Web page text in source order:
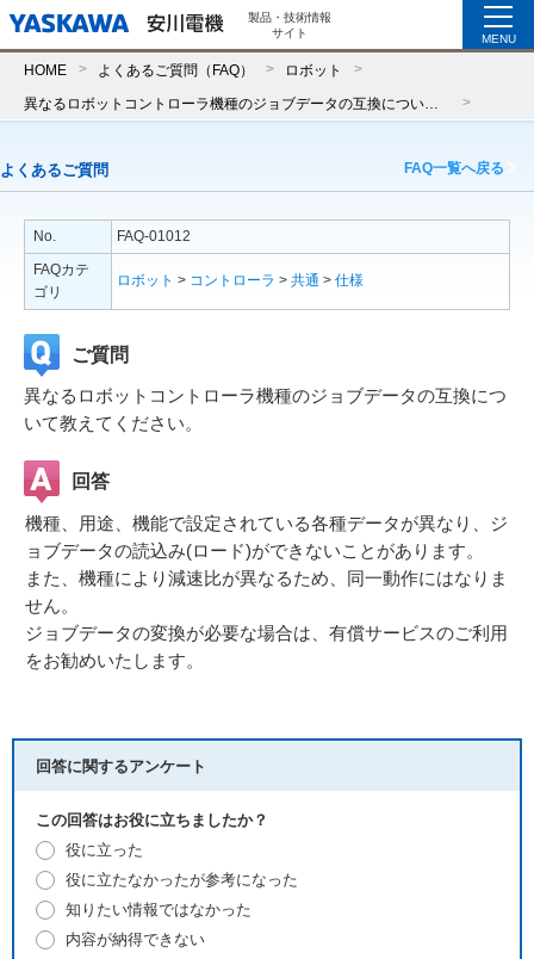
製品・技術情報
サイト
MENU
HOME よくあるご質問（FAQ） ロボット
よくあるご質問 FAQ一覧へ戻る
No.
FAQ-01012
FAQカテ
ゴリ
ロボット > コントローラ > 共通 > 仕様
ご質問
異なるロボットコントローラ機種のジョブデータの互換につ
いて教えてください。
回答
機種、用途、機能で設定されている各種データが異なり、ジ
ョブデータの読込み(ロード)ができないことがあります。
また、機種により減速比が異なるため、同一動作にはなりま
せん。
ジョブデータの変換が必要な場合は、有償サービスのご利用
をお勧めいたします。
回答に関するアンケート
この回答はお役に立ちましたか？
役に立った
役に立たなかったが参考になった
知りたい情報ではなかった
内容が納得できない